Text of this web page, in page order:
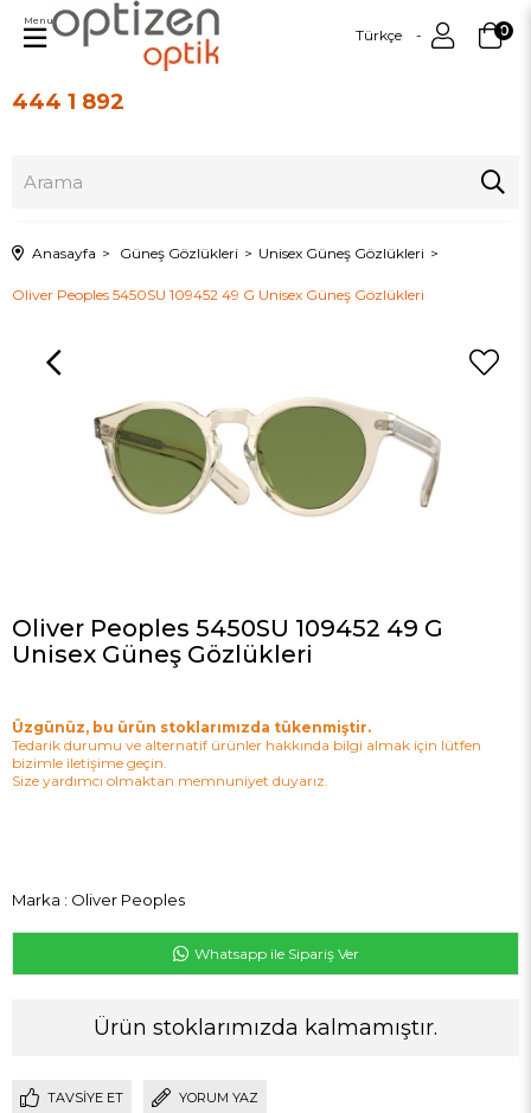
444 1 892
Türkçe 0
Menu
Anasayfa Güneş Gözlükleri Unisex Güneş Gözlükleri
Oliver Peoples 5450SU 109452 49 G Unisex Güneş Gözlükleri
Oliver Peoples 5450SU 109452 49 G
Unisex Güneş Gözlükleri
Üzgünüz, bu ürün stoklarımızda tükenmiştir.
Tedarik durumu ve alternatif ürünler hakkında bilgi almak için lütfen
bizimle iletişime geçin.
Size yardımcı olmaktan memnuniyet duyarız.
Marka : Oliver Peoples
Whatsapp ile Sipariş Ver
Ürün stoklarımızda kalmamıştır.
TAVSIYE ET YORUM YAZ